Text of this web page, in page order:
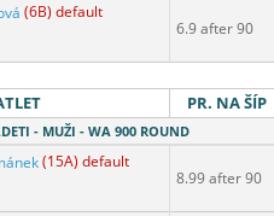
(6B) default
6.9 after 90
PR. NA ŠÍP
- MUŽI - WA 900 ROUND
(15A) default
8.99 after 90